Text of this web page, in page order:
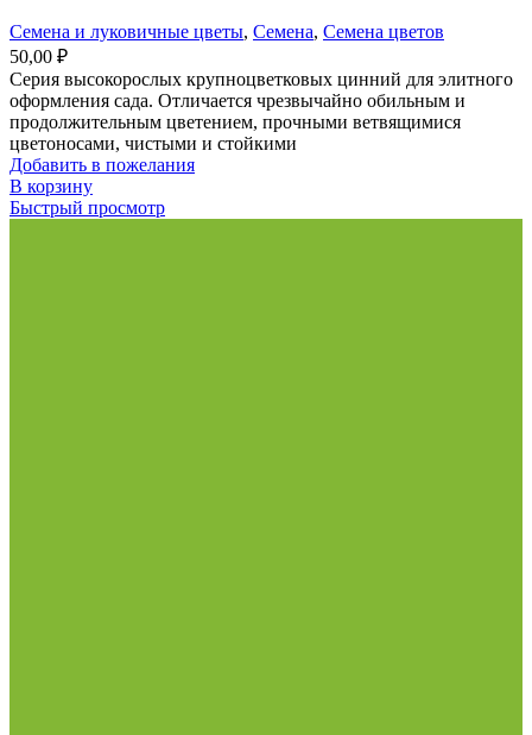
Семена и луковичные цветы, Семена, Семена цветов
50,00 ₽
Серия высокорослых крупноцветковых цинний для элитного
оформления сада. Отличается чрезвычайно обильным и
продолжительным цветением, прочными ветвящимися
цветоносами, чистыми и стойкими
Добавить в пожелания
В корзину
Быстрый просмотр